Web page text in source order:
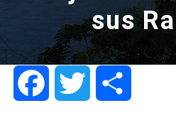
sus
FacebookTwitter